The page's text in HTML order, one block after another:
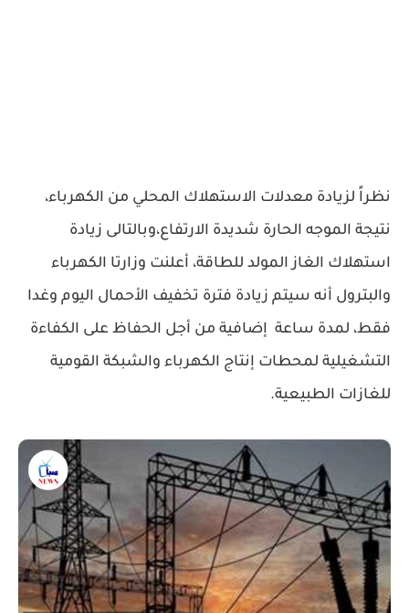
نظراً لزيادة معدلات الاستهلاك المحلي من الكهرباء،
نتيجة الموجه الحارة شديدة الارتفاع،وبالتالى زيادة
استهلاك الغاز المولد للطاقة، أعلنت وزارتا الكهرباء
والبترول أنه سيتم زيادة فترة تخفيف الأحمال اليوم وغدا
فقط، لمدة ساعة إضافية من أجل الحفاظ على الكفاءة
التشغيلية لمحطات إنتاج الكهرباء والشبكة القومية
للغازات الطبيعية.